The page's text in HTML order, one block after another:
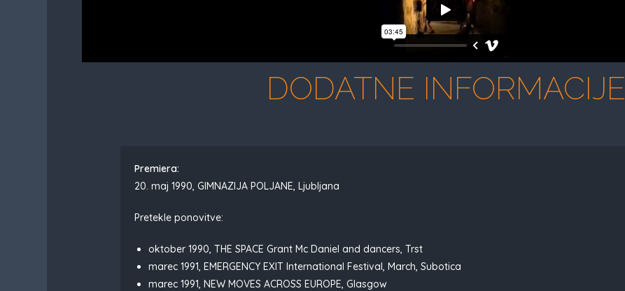
DODATNE INFORMACIJE
Premiera:
20. maj 1990, GIMNAZIJA POLJANE, Ljubljana
Pretekle ponovitve:
oktober 1990, THE SPACE Grant Mc Daniel and dancers, Trst
marec 1991, EMERGENCY EXIT International Festival, March, Subotica
marec 1991, NEW MOVES ACROSS EUROPE, Glasgow